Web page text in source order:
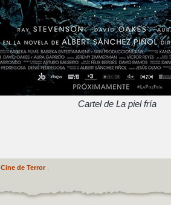
Cartel de La piel fría
Cine de Terror.